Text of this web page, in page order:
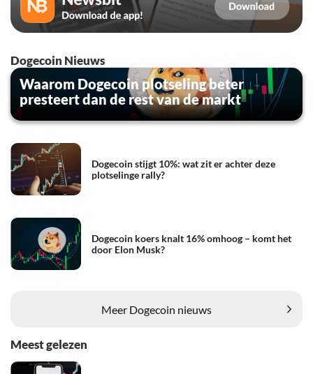
Dogecoin Nieuws
Waarom Dogecoin plotseling beter
presteert dan de rest van de markt
Dogecoin stijgt 10%: wat zit er achter deze
plotselinge rally?
Dogecoin koers knalt 16% omhoog – komt het
door Elon Musk?
Meer Dogecoin nieuws
Meest gelezen